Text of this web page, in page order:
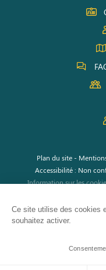
Ce site utilise des cookies
souhaitez activer.
Plan du site-
Accessibilité : Non
Information sur les